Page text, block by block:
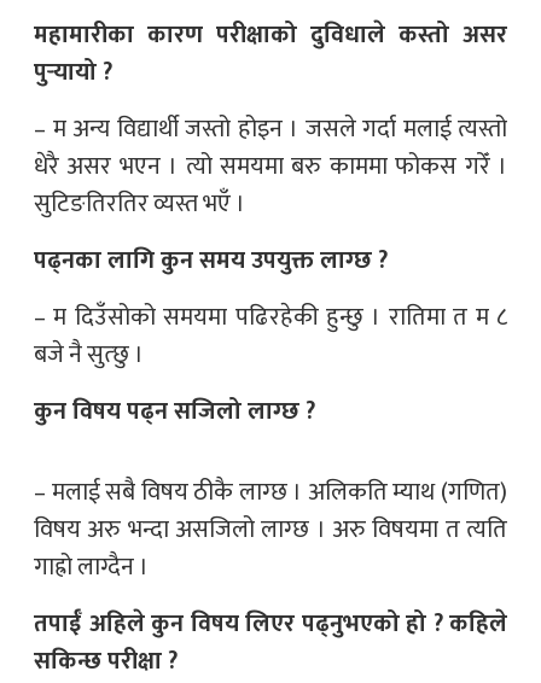
महामारीका कारण परीक्षाको दुविधाले कस्तो असर
पुर्‍यायो ?
– म अन्य विद्यार्थी जस्तो होइन । जसले गर्दा मलाई त्यस्तो
धेरै असर भएन । त्यो समयमा बरु काममा फोकस गरेँ ।
सुटिङतिरतिर व्यस्त भएँ ।
पढ्नका लागि कुन समय उपयुक्त लाग्छ ?
– म दिउँसोको समयमा पढिरहेकी हुन्छु । रातिमा त म ८
बजे नै सुत्छु ।
कुन विषय पढ्न सजिलो लाग्छ ?
– मलाई सबै विषय ठीकै लाग्छ । अलिकति म्याथ (गणित)
विषय अरु भन्दा असजिलो लाग्छ । अरु विषयमा त त्यति
गाह्रो लाग्दैन ।
तपाईँ अहिले कुन विषय लिएर पढ्नुभएको हो ? कहिले
सकिन्छ परीक्षा ?